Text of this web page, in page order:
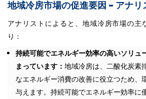
地域冷房市場の促進要因 - アナリ
アナリストによると、地域冷房市場の主
り：
持続可能でエネルギー効率の高いソリュ
まっています： 地域冷房は、二酸化炭素
なエネルギー消費の改善に役立つため、
与えます。持続可能でエネルギー効率に